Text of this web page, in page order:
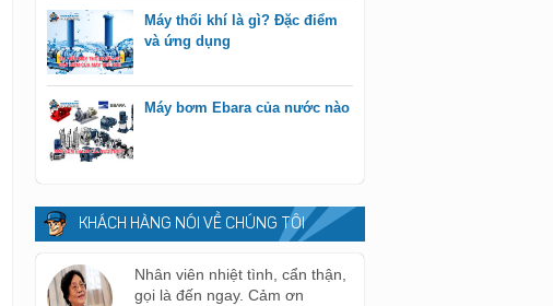
Máy thổi khí là gì? Đặc điểm
và ứng dụng
Máy bơm Ebara của nước nào
KHÁCH HÀNG NÓI VỀ CHÚNG TÔI
Nhân viên nhiệt tình, cẩn thận,
gọi là đến ngay. Cảm ơn